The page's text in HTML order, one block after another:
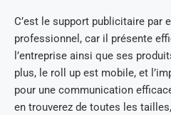
C’est le support publicitaire par
professionnel, car il présente
l’entreprise ainsi que ses
plus, le roll up est mobile, et
pour une communication
en trouverez de toutes les